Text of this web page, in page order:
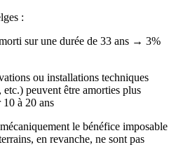
:
sur une durée de 33 ans → 3%
ou installations techniques
etc.) peuvent être amorties plus
10 à 20 ans
le bénéfice imposable
en revanche, ne sont pas